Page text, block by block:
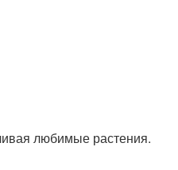
любимые растения.